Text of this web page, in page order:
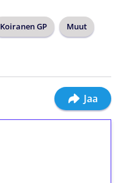
Koiranen GP Muut
Jaa